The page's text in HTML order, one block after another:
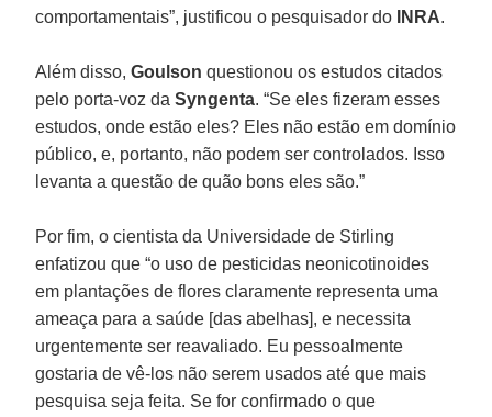
comportamentais”, justificou o pesquisador do
INRA.
Além disso,Goulsonquestionou os estudos citados
pelo porta-voz daSyngenta. “Se eles fizeram esses
estudos, onde estão eles? Eles não estão em domínio
público, e, portanto, não podem ser controlados. Isso
levanta a questão de quão bons eles são.”
Por fim, o cientista da Universidade de Stirling
enfatizou que “o uso de pesticidas neonicotinoides
em plantações de flores claramente representa uma
ameaça para a saúde [das abelhas], e necessita
urgentemente ser reavaliado. Eu pessoalmente
gostaria de vê-los não serem usados até que mais
pesquisa seja feita. Se for confirmado o que